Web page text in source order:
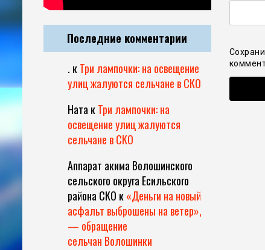
Последние комментарии
. кТри лампочки: на освещение
улиц жалуются сельчане в СКО
Ната кТри лампочки: на
освещение улиц жалуются
сельчане в СКО
Аппарат акима Волошинского
сельского округа Есильского
района СКО к«Деньги на новый
асфальт выброшены на ветер»,
— обращение
сельчан Волошинки